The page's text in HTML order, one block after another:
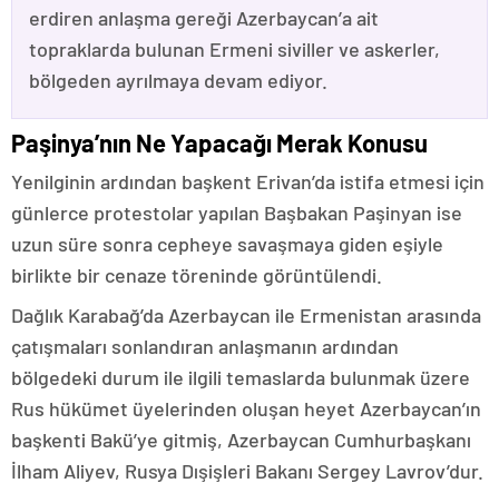
erdiren anlaşma gereği Azerbaycan’a ait
topraklarda bulunan Ermeni siviller ve askerler,
bölgeden ayrılmaya devam ediyor.
Paşinya’nın Ne Yapacağı Merak Konusu
Yenilginin ardından başkent Erivan’da istifa etmesi için
günlerce protestolar yapılan Başbakan Paşinyan ise
uzun süre sonra cepheye savaşmaya giden eşiyle
birlikte bir cenaze töreninde görüntülendi.
Dağlık Karabağ’da Azerbaycan ile Ermenistan arasında
çatışmaları sonlandıran anlaşmanın ardından
bölgedeki durum ile ilgili temaslarda bulunmak üzere
Rus hükümet üyelerinden oluşan heyet Azerbaycan’ın
başkenti Bakü’ye gitmiş, Azerbaycan Cumhurbaşkanı
İlham Aliyev, Rusya Dışişleri Bakanı Sergey Lavrov’dur.